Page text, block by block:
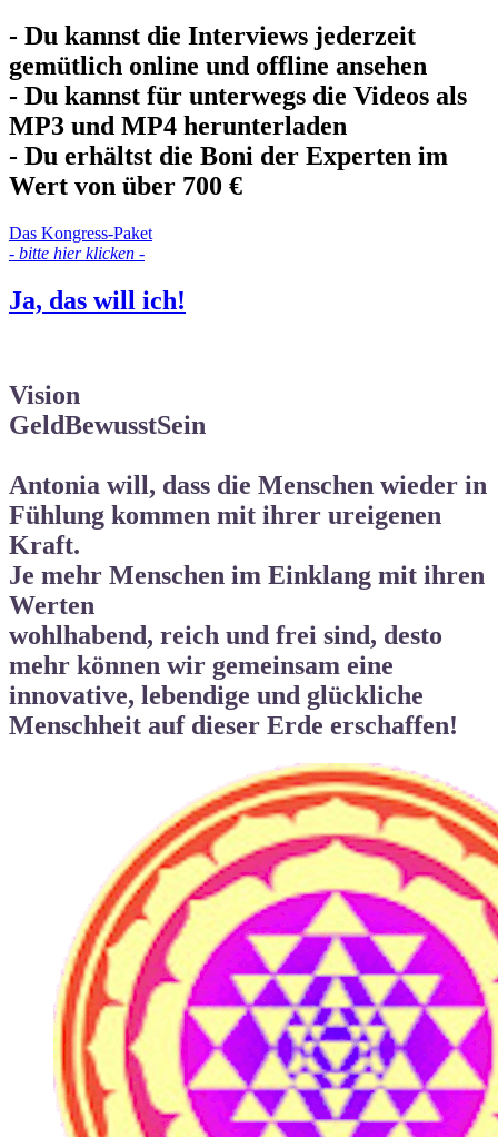
- Du kannst die Interviews jederzeit
gemütlich online und offline ansehen
- Du kannst für unterwegs die Videos als
MP3 und MP4 herunterladen
- Du erhältst die Boni der Experten im
Wert von über 700 €
Das Kongress-Paket
- bitte hier klicken -
Ja, das will ich!
Vision
GeldBewusstSein
Antonia will, dass die Menschen wieder in
Fühlung kommen mit ihrer ureigenen
Kraft.
Je mehr Menschen im Einklang mit ihren
Werten
wohlhabend, reich und frei sind, desto
mehr können wir gemeinsam eine
innovative, lebendige und glückliche
Menschheit auf dieser Erde erschaffen!